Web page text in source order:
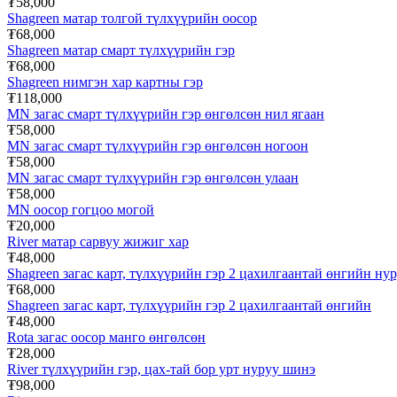
Shagreen матар толгой түлхүүрийн оосор
₮68,000
Shagreen матар смарт түлхүүрийн гэр
₮68,000
Shagreen нимгэн хар картны гэр
₮118,000
MN загас смарт түлхүүрийн гэр өнгөлсөн нил ягаан
₮58,000
MN загас смарт түлхүүрийн гэр өнгөлсөн ногоон
₮58,000
MN загас смарт түлхүүрийн гэр өнгөлсөн улаан
₮58,000
MN оосор гогцоо могой
₮20,000
River матар сарвуу жижиг хар
₮48,000
Shagreen загас карт, түлхүүрийн гэр 2 цахилгаантай өнгийн
₮68,000
Shagreen загас карт, түлхүүрийн гэр 2 цахилгаантай өнгийн
₮48,000
Rota загас оосор манго өнгөлсөн
₮28,000
River түлхүүрийн гэр, цах-тай бор урт нуруу шинэ
₮98,000